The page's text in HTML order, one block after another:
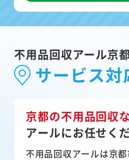
不用品回収アール京
サービス対
京都の不用品回収
アールにお任せく
不用品回収アールは京